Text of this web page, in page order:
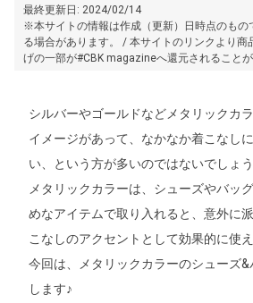
最終更新日: 2024/02/14
※本サイトの情報は作成（更新）日時点のもの
る場合があります。 / 本サイトのリンクより商
げの一部が#CBK magazineへ還元されることが
シルバーやゴールドなどメタリックカ
イメージがあって、なかなか着こなし
い、という方が多いのではないでしょ
メタリックカラーは、シューズやバッ
めなアイテムで取り入れると、意外に
こなしのアクセントとして効果的に使
今回は、メタリックカラーのシューズ
します♪